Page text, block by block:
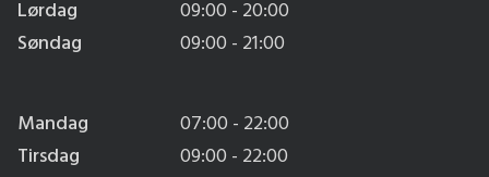
Lørdag
09:00 - 20:00
Søndag
09:00 - 21:00
Mandag
07:00 - 22:00
Tirsdag
09:00 - 22:00